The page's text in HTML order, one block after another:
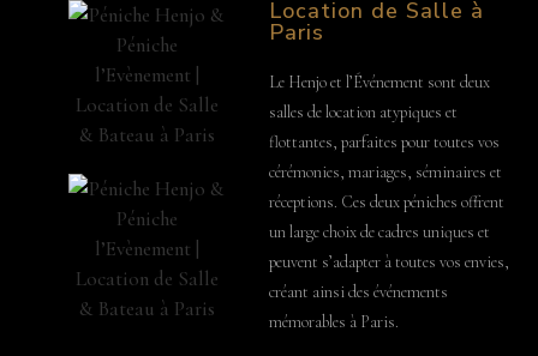
Location de Salle à
Paris
Le Henjo et l’Événement sont deux
salles de location atypiques et
flottantes, parfaites pour toutes vos
cérémonies, mariages, séminaires et
réceptions. Ces deux péniches offrent
un large choix de cadres uniques et
peuvent s’adapter à toutes vos envies,
créant ainsi des événements
mémorables à Paris.